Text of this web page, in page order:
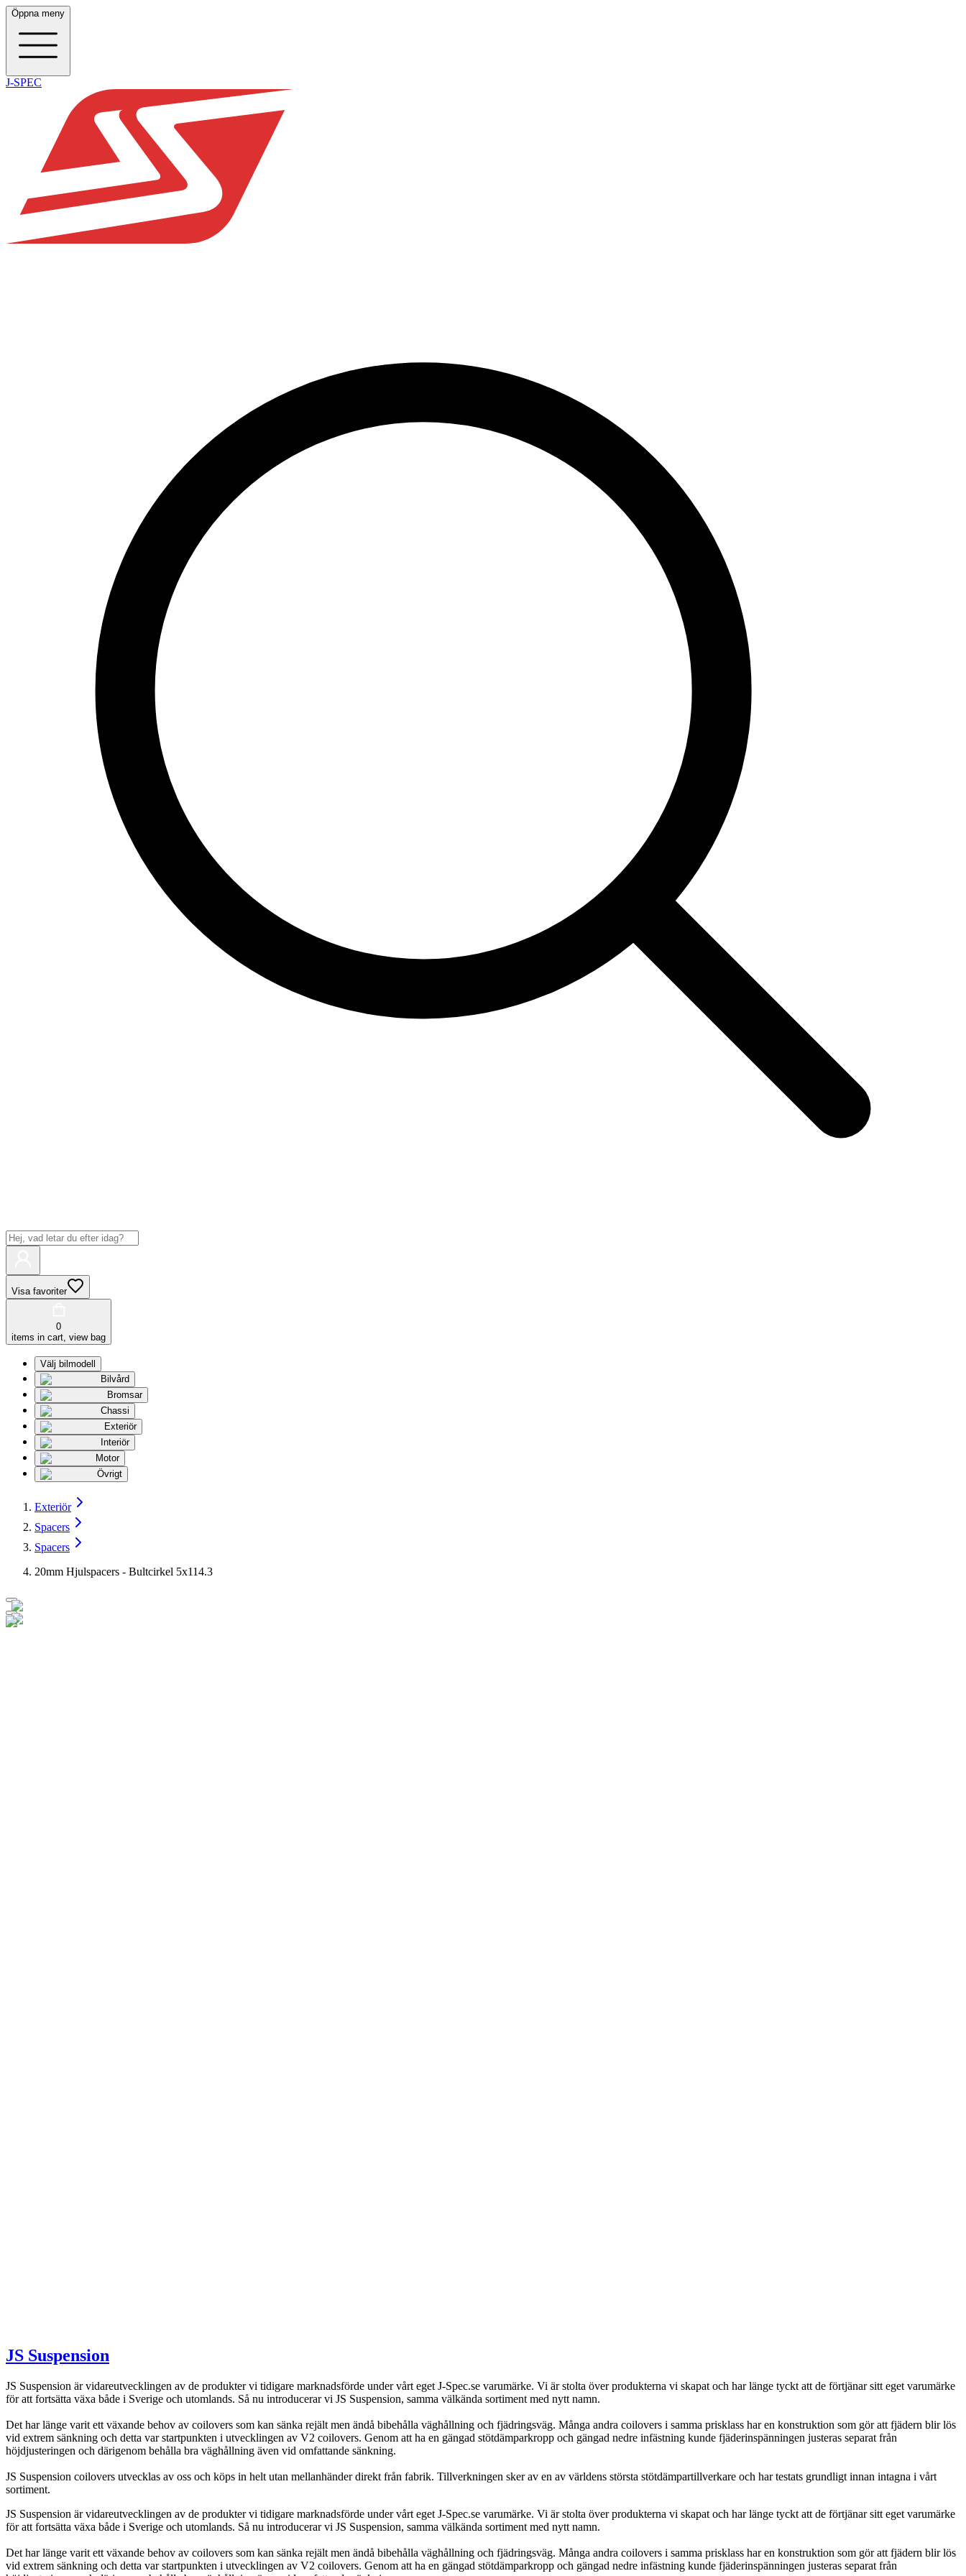
Öppna meny
J-SPEC
Visa favoriter
0
items in cart, view bag
Välj bilmodell
Bilvård
Bromsar
Chassi
Exteriör
Interiör
Motor
Övrigt
Exteriör
Spacers
Spacers
20mm Hjulspacers - Bultcirkel 5x114.3
JS Suspension
JS Suspension är vidareutvecklingen av de produkter vi tidigare marknadsförde under vårt eget J-Spec.se varumärke. Vi är stolta över produkterna vi skapat och har länge tyckt att de förtjänar sitt eget varumärke
för att fortsätta växa både i Sverige och utomlands. Så nu introducerar vi JS Suspension, samma välkända sortiment med nytt namn.
Det har länge varit ett växande behov av coilovers som kan sänka rejält men ändå bibehålla väghållning och fjädringsväg. Många andra coilovers i samma prisklass har en konstruktion som gör att fjädern blir lös
vid extrem sänkning och detta var startpunkten i utvecklingen av V2 coilovers. Genom att ha en gängad stötdämparkropp och gängad nedre infästning kunde fjäderinspänningen justeras separat från
höjdjusteringen och därigenom behålla bra väghållning även vid omfattande sänkning.
JS Suspension coilovers utvecklas av oss och köps in helt utan mellanhänder direkt från fabrik. Tillverkningen sker av en av världens största stötdämpartillverkare och har testats grundligt innan intagna i vårt
sortiment.
JS Suspension är vidareutvecklingen av de produkter vi tidigare marknadsförde under vårt eget J-Spec.se varumärke. Vi är stolta över produkterna vi skapat och har länge tyckt att de förtjänar sitt eget varumärke
för att fortsätta växa både i Sverige och utomlands. Så nu introducerar vi JS Suspension, samma välkända sortiment med nytt namn.
Det har länge varit ett växande behov av coilovers som kan sänka rejält men ändå bibehålla väghållning och fjädringsväg. Många andra coilovers i samma prisklass har en konstruktion som gör att fjädern blir lös
vid extrem sänkning och detta var startpunkten i utvecklingen av V2 coilovers. Genom att ha en gängad stötdämparkropp och gängad nedre infästning kunde fjäderinspänningen justeras separat från